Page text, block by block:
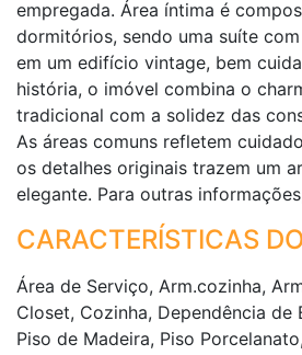
empregada. Área íntima é
dormitórios, sendo uma suíte
em um edifício vintage, bem
história, o imóvel combina o
tradicional com a solidez das
As áreas comuns refletem
os detalhes originais trazem um
elegante. Para outras
CARACTERÍSTICAS
Área de Serviço, Arm.cozinha,
Closet, Cozinha, Dependência de
Piso de Madeira, Piso